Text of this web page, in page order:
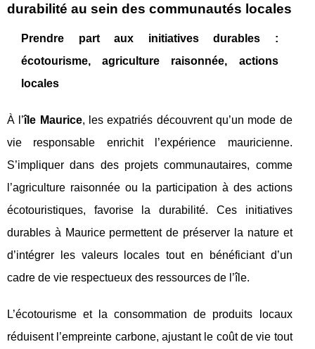
durabilité au sein des communautés locales
Prendre part aux initiatives durables :
écotourisme, agriculture raisonnée, actions
locales
À l’île Maurice, les expatriés découvrent qu’un mode de
vie responsable enrichit l’expérience mauricienne.
S’impliquer dans des projets communautaires, comme
l’agriculture raisonnée ou la participation à des actions
écotouristiques, favorise la durabilité. Ces initiatives
durables à Maurice permettent de préserver la nature et
d’intégrer les valeurs locales tout en bénéficiant d’un
cadre de vie respectueux des ressources de l’île.
L’écotourisme et la consommation de produits locaux
réduisent l’empreinte carbone, ajustant le coût de vie tout